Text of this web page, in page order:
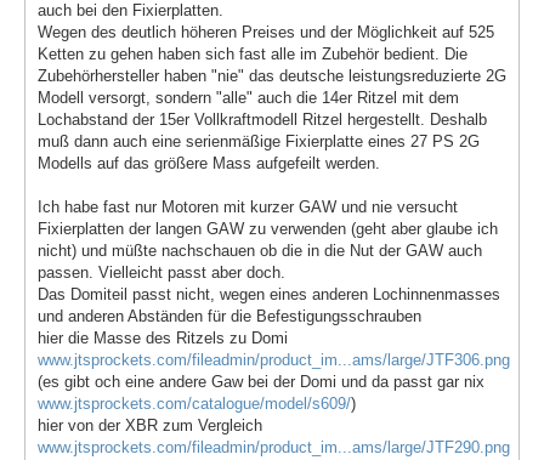
auch bei den Fixierplatten.
Wegen des deutlich höheren Preises und der Möglichkeit auf 525
Ketten zu gehen haben sich fast alle im Zubehör bedient. Die
Zubehörhersteller haben "nie" das deutsche leistungsreduzierte 2G
Modell versorgt, sondern "alle" auch die 14er Ritzel mit dem
Lochabstand der 15er Vollkraftmodell Ritzel hergestellt. Deshalb
muß dann auch eine serienmäßige Fixierplatte eines 27 PS 2G
Modells auf das größere Mass aufgefeilt werden.
Ich habe fast nur Motoren mit kurzer GAW und nie versucht
Fixierplatten der langen GAW zu verwenden (geht aber glaube ich
nicht) und müßte nachschauen ob die in die Nut der GAW auch
passen. Vielleicht passt aber doch.
Das Domiteil passt nicht, wegen eines anderen Lochinnenmasses
und anderen Abständen für die Befestigungsschrauben
hier die Masse des Ritzels zu Domi
www.jtsprockets.com/fileadmin/product_im...ams/large/JTF306.png
(es gibt och eine andere Gaw bei der Domi und da passt gar nix
www.jtsprockets.com/catalogue/model/s609/)
hier von der XBR zum Vergleich
www.jtsprockets.com/fileadmin/product_im...ams/large/JTF290.png